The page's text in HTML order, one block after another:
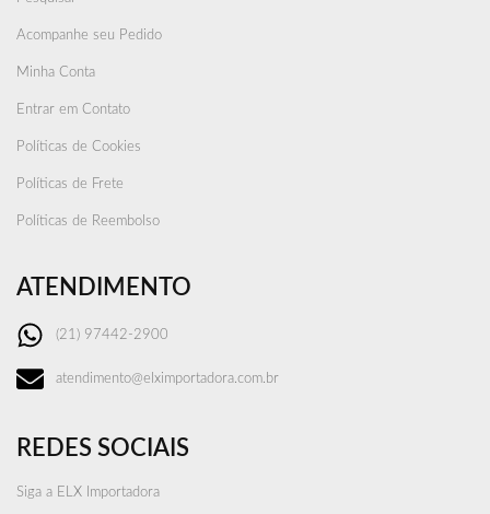
Acompanhe seu Pedido
Minha Conta
Entrar em Contato
Políticas de Cookies
Políticas de Frete
Políticas de Reembolso
ATENDIMENTO
(21) 97442-2900
atendimento@elximportadora.com.br
REDES SOCIAIS
Siga a ELX Importadora